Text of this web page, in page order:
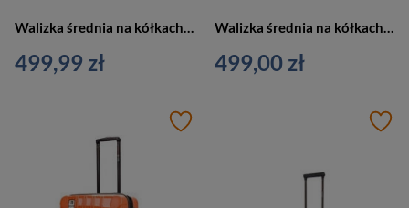
499,99 zł 499,00 zł